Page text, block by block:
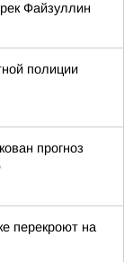
Файзуллин
полиции
прогноз
перекроют на